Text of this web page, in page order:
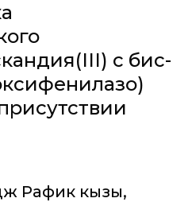
с бис-
Рафик кызы,